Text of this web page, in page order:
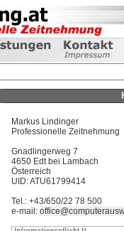
Markus Lindinger
Professionelle Zeitnehmung
Gnadlingerweg 7
4650 Edt bei Lambach
Österreich
UID: ATU61799414
Tel.: +43/650/22 78 500
e-mail: